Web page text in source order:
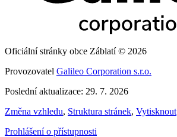
Oficiální stránky obce Záblatí © 2026
Provozovatel Galileo Corporation s.r.o.
Poslední aktualizace: 29. 7. 2026
Změna vzhledu, Struktura stránek, Vytisknout
Prohlášení o přístupnosti